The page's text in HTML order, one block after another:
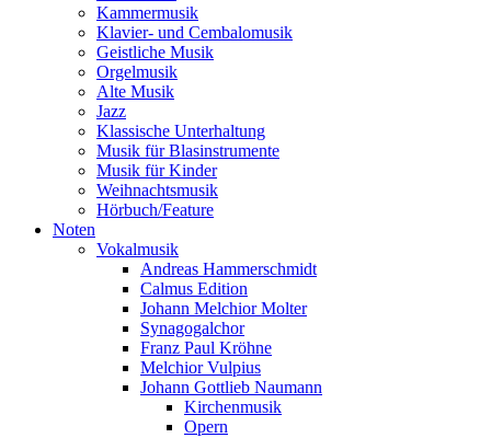
Kammermusik
Klavier- und Cembalomusik
Geistliche Musik
Orgelmusik
Alte Musik
Jazz
Klassische Unterhaltung
Musik für Blasinstrumente
Musik für Kinder
Weihnachtsmusik
Hörbuch/Feature
Noten
Vokalmusik
Andreas Hammerschmidt
Calmus Edition
Johann Melchior Molter
Synagogalchor
Franz Paul Kröhne
Melchior Vulpius
Johann Gottlieb Naumann
Kirchenmusik
Opern